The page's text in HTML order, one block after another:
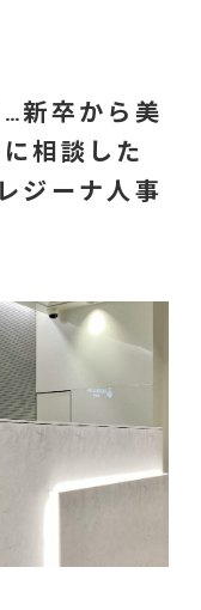
…新卒から美
相談した
ジーナ人事